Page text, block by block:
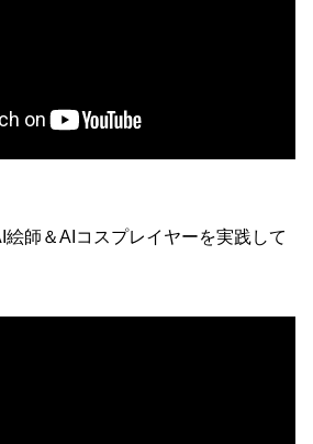
師＆AIコスプレイヤーを実践して